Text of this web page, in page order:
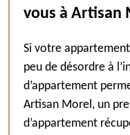
vous à Artisan
Si votre
peu de désordre à
d’appartement
Artisan Morel, un
d’appartement